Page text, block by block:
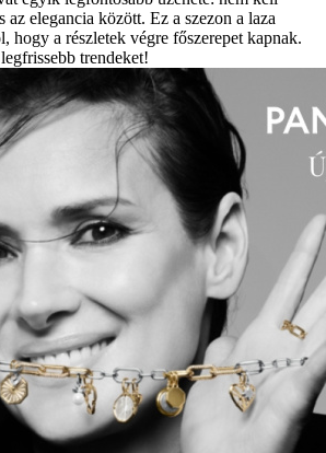
az elegancia között. Ez a szezon a laza
hogy a részletek végre főszerepet kapnak.
trendeket!